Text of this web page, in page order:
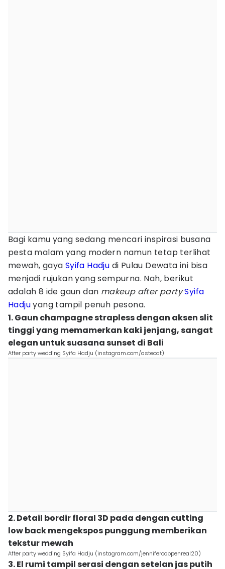
Bagi kamu yang sedang mencari inspirasi busana
pesta malam yang modern namun tetap terlihat
mewah, gaya Syifa Hadju di Pulau Dewata ini bisa
menjadi rujukan yang sempurna. Nah, berikut
adalah 8 ide gaun dan makeup after partySyifa
Hadjuyang tampil penuh pesona.
1. Gaun champagne strapless dengan aksen slit
tinggi yang memamerkan kaki jenjang, sangat
elegan untuk suasana sunset di Bali
After party wedding Syifa Hadju (instagram.com/astecat)
2. Detail bordir floral 3D pada dengan cutting
low back mengekspos punggung memberikan
tekstur mewah
After party wedding Syifa Hadju (instagram.com/jennifercoppenreal20)
3. El rumi tampil serasi dengan setelan jas putih